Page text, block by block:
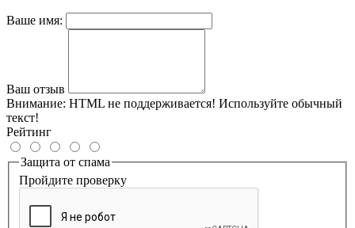
Ваше имя:
Ваш отзыв
Внимание: HTML не поддерживается! Используйте обычный
текст!
Рейтинг
Защита от спама
Пройдите проверку